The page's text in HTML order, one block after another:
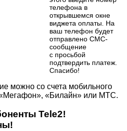
телефона в
открывшемся окне
виджета оплаты. На
ваш телефон будет
отправлено СМС-
сообщение
с просьбой
подтвердить платеж.
Cпасибо!
можно со счета мобильного
«Билайн» или МТС.
Tele2!